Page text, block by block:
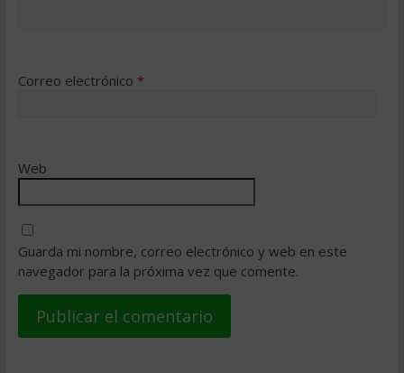
Correo electrónico *
Web
Guarda mi nombre, correo electrónico y web en este
navegador para la próxima vez que comente.